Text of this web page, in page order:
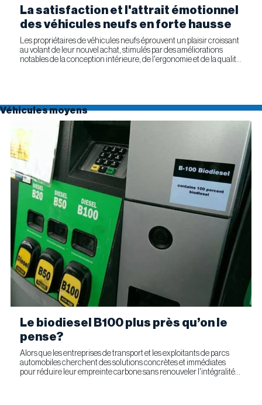
La satisfaction et l'attrait émotionnel
des véhicules neufs en forte hausse
Les propriétaires de véhicules neufs éprouvent un plaisir croissant
au volant de leur nouvel achat, stimulés par des améliorations
notables de la conception intérieure, de l'ergonomie et de la qualité
Véhicules moyens
Le biodiesel B100 plus près qu’on le
pense?
Alors que les entreprises de transport et les exploitants de parcs
automobiles cherchent des solutions concrètes et immédiates
pour réduire leur empreinte carbone sans renouveler l'intégralité